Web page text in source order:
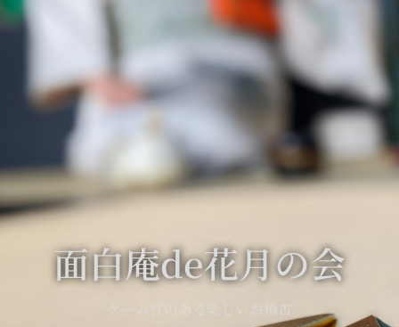
面白庵de花月の会
ゲーム性のある楽しいお稽古